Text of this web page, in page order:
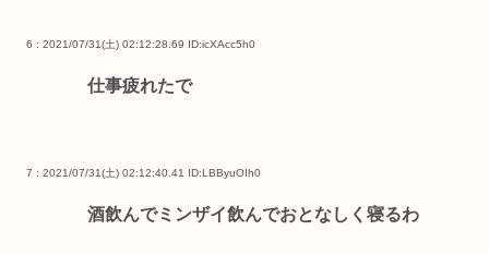
6 : 2021/07/31(土) 02:12:28.69 ID:icXAcc5h0
仕事疲れたで
7 : 2021/07/31(土) 02:12:40.41 ID:LBByuOIh0
酒飲んでミンザイ飲んでおとなしく寝るわ